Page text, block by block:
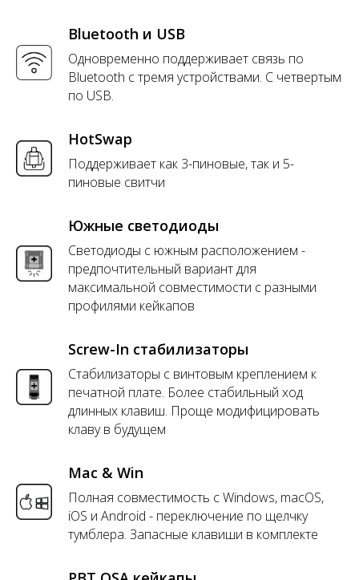
Bluetooth и USB
Одновременно поддерживает связь по
Bluetooth с тремя устройствами. С четвертым
по USB.
HotSwap
Поддерживает как 3-пиновые, так и 5-
пиновые свитчи
Южные светодиоды
Светодиоды с южным расположением -
предпочтительный вариант для
максимальной совместимости с разными
профилями кейкапов
Screw-In стабилизаторы
Стабилизаторы с винтовым креплением к
печатной плате. Более стабильный ход
длинных клавиш. Проще модифицировать
клаву в будущем
Mac & Win
Полная совместимость с Windows, macOS,
iOS и Android - переключение по щелчку
тумблера. Запасные клавиши в комплекте